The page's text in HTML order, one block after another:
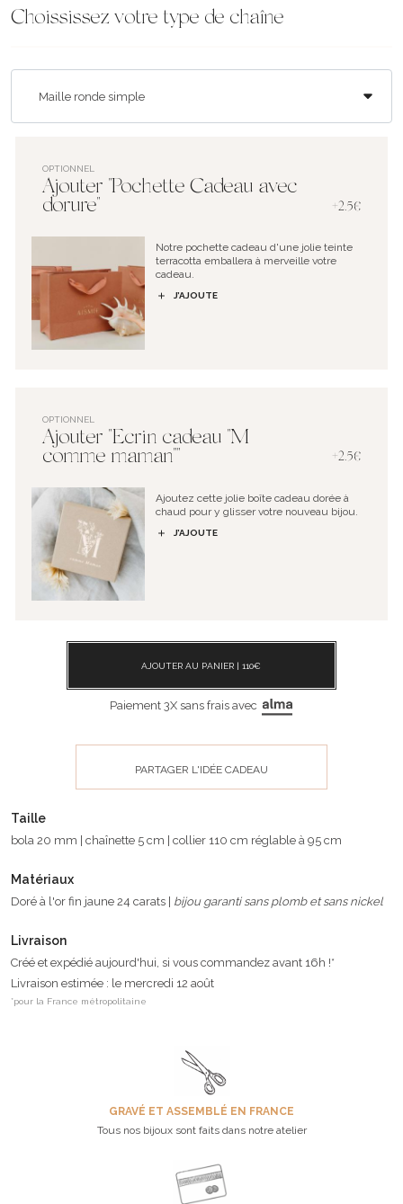
Choississez votre type de chaîne
OPTIONNEL
Ajouter "Pochette Cadeau avec
dorure"
+2.5€
Notre pochette cadeau d'une jolie teinte
terracotta emballera à merveille votre
cadeau.
J’AJOUTE
OPTIONNEL
Ajouter "Ecrin cadeau "M
comme maman""
+2.5€
Ajoutez cette jolie boîte cadeau dorée à
chaud pour y glisser votre nouveau bijou.
J’AJOUTE
AJOUTER AU PANIER |110€
Paiement 3X sans frais avec
PARTAGER L'IDÉE CADEAU
Taille
bola 20 mm | chaînette 5 cm | collier 110 cm réglable à 95 cm
Matériaux
Doré à l'or fin jaune 24 carats | bijou garanti sans plomb et sans nickel
Livraison
Créé et expédié aujourd'hui, si vous commandez avant 16h !*
Livraison estimée : le mercredi 12 août
*pour la France métropolitaine
GRAVÉ ET ASSEMBLÉ EN FRANCE
Tous nos bijoux sont faits dans notre atelier